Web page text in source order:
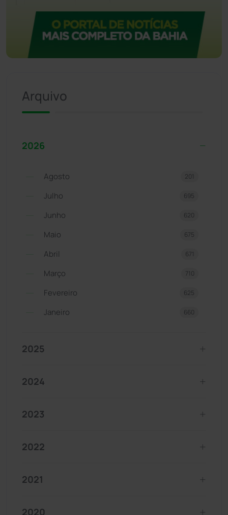
Arquivo
2026
Agosto 201
Julho 695
Junho 620
Maio 675
Abril 671
Março 710
Fevereiro 625
Janeiro 660
2025
2024
2023
2022
2021
2020